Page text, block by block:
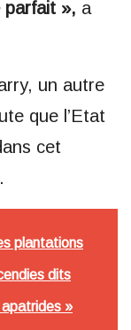
parfait », a
un autre
que l’Etat
cet
plantations
dits
»